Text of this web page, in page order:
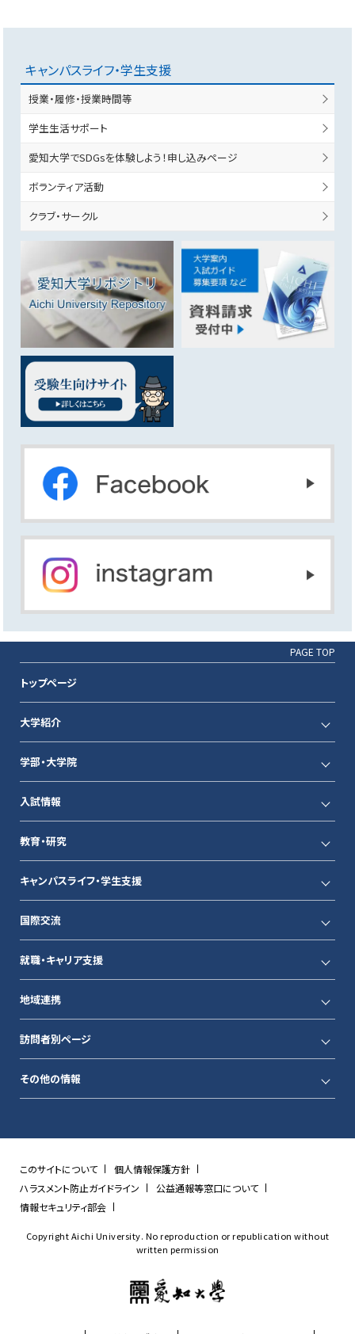
キャンパスライフ・学生支援
授業・履修・授業時間等
学生生活サポート
愛知大学でSDGsを体験しよう！申し込みページ
ボランティア活動
クラブ・サークル
PAGE TOP
トップページ
大学紹介
学部・大学院
入試情報
教育・研究
キャンパスライフ・学生支援
国際交流
就職・キャリア支援
地域連携
訪問者別ページ
その他の情報
このサイトについて
個人情報保護方針
ハラスメント防止ガイドライン
公益通報等窓口について
情報セキュリティ部会
Copyright Aichi University. No reproduction or republication without
written permission